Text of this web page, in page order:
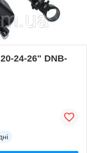
24-26" DNB-